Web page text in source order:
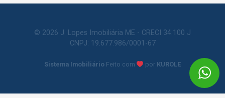
© 2026 J. Lopes Imobiliária ME - CRECI 34.100 J
CNPJ: 19.677.986/0001-67
Sistema Imobiliário Feito com por KUROLE